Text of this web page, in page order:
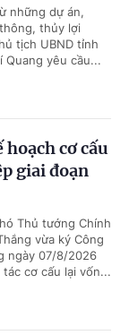
những dự án,
thủy lợi
tịch UBND tỉnh
Quang yêu cầu...
cơ cấu
giai đoạn
Thủ tướng Chính
vừa ký Công
ngày 07/8/2026
cơ cấu lại vốn...